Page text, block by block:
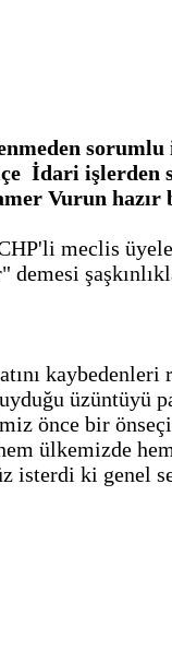
sorumlu
İdari işlerden
Vurun hazır
meclis
üzüntüyü
önce bir
ülkemizde
ki genel